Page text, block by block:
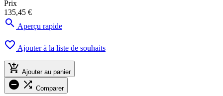
Prix
135,45 €
 Aperçu rapide
 Ajouter à la liste de souhaits
 Ajouter au panier
  Comparer